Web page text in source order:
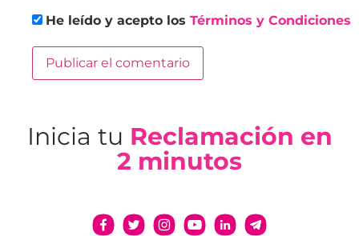
He leído y acepto los Términos y Condiciones
Inicia tu Reclamación en
2 minutos